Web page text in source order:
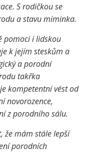
S rodičkou se
a stavu miminka.
pomoci i lidskou
k jejím steskům a
a porodní
takřka
je kompetentní vést od
novorozence,
z porodního sálu.
že mám stále lepší
porodních